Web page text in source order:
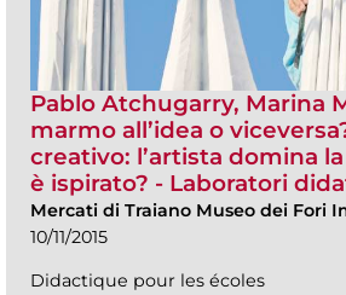
Pablo Atchugarry, Marina
marmo all’idea o
creativo: l’artista domina
è ispirato? - Laboratori
Mercati di Traiano Museo dei Fori
10/11/2015
Didactique pour les écoles